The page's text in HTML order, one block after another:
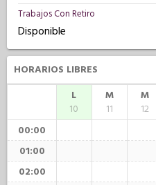
Trabajos Con Retiro
Disponible
HORARIOS LIBRES
L
10
M
11
M
12
00:00
01:00
02:00